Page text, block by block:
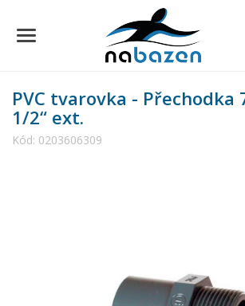
PVC tvarovka - Přechodka
1/2“ ext.
Kód: 0203606309